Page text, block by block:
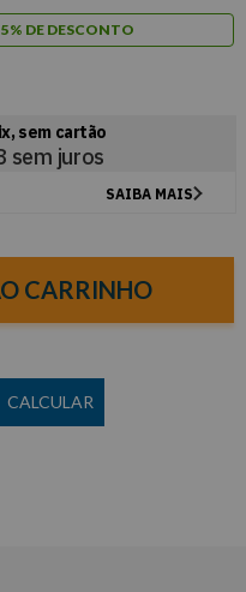
DE DESCONTO
CARRINHO